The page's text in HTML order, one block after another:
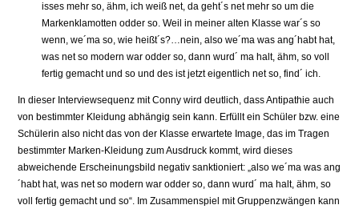
isses mehr so, ähm, ich weiß net, da geht´s net mehr so um die
Markenklamotten odder so. Weil in meiner alten Klasse war´s so
wenn, we´ma so, wie heißt´s?…nein, also we´ma was ang´habt hat,
was net so modern war odder so, dann wurd´ ma halt, ähm, so voll
fertig gemacht und so und des ist jetzt eigentlich net so, find´ ich.
In dieser Interviewsequenz mit Conny wird deutlich, dass Antipathie auch
von bestimmter Kleidung abhängig sein kann. Erfüllt ein Schüler bzw. eine
Schülerin also nicht das von der Klasse erwartete Image, das im Tragen
bestimmter Marken-Kleidung zum Ausdruck kommt, wird dieses
abweichende Erscheinungsbild negativ sanktioniert: „also we´ma was ang
´habt hat, was net so modern war odder so, dann wurd´ ma halt, ähm, so
voll fertig gemacht und so“. Im Zusammenspiel mit Gruppenzwängen kann